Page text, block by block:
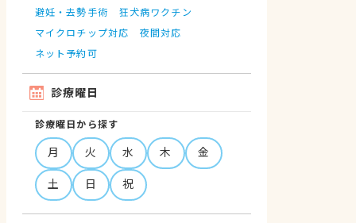
避妊・去勢手術
狂犬病ワクチン
マイクロチップ対応
夜間対応
ネット予約可
診療曜日
診療曜日から探す
月 火 水 木
金
土
日 祝